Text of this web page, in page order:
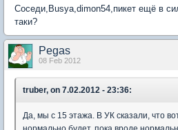
Соседи,Busya,dimon54,пикет ещё в
таки?
Pegas
08 Feb 2012
truber, on 7.02.2012 - 23:36:
Да, мы с 15 этажа. В УК сказали, что